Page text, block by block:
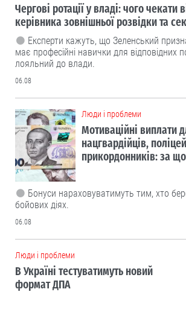
Чергові ротації у владі: чого чекати
керівника зовнішньої розвідки та
Експерти кажуть, що Зеленський
має професійні навички для відповідних
лояльний до влади.
06.08
Люди і проблеми
Мотиваційні виплати
нацгвардійців,
прикордонників: за
Бонуси нараховуватимуть тим, хто
бойових діях.
06.08
Люди і проблеми
В Україні тестуватимуть новий
формат ДПА